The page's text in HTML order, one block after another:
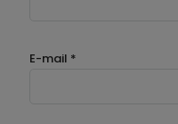
E-mail *